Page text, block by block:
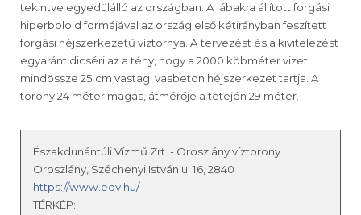
tekintve egyedülálló az országban. A lábakra állított forgási
hiperboloid formájával az ország első kétirányban feszített
forgási héjszerkezetű víztornya. A tervezést és a kivitelezést
egyaránt dicséri az a tény, hogy a 2000 köbméter vizet
mindössze 25 cm vastag vasbeton héjszerkezet tartja. A
torony 24 méter magas, átmérője a tetején 29 méter.
Északdunántúli Vízmű Zrt. - Oroszlány víztorony
Oroszlány, Széchenyi István u. 16, 2840
https://www.edv.hu/
TÉRKÉP: